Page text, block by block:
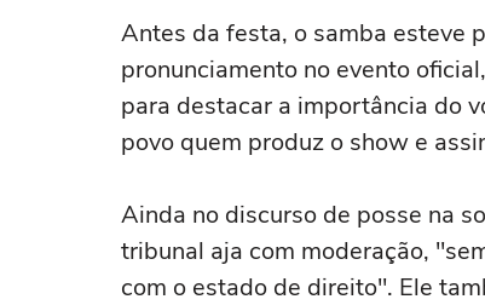
Antes da festa, o samba esteve
pronunciamento no evento
para destacar a importância do
povo quem produz o show e
Ainda no discurso de posse na
tribunal aja com moderação,
com o estado de direito". Ele